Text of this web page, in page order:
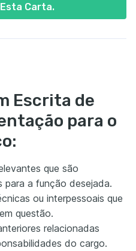
Carta.
Escrita de
para o
que são
para a função desejada.
ou interpessoais que
questão.
relacionadas
do cargo.